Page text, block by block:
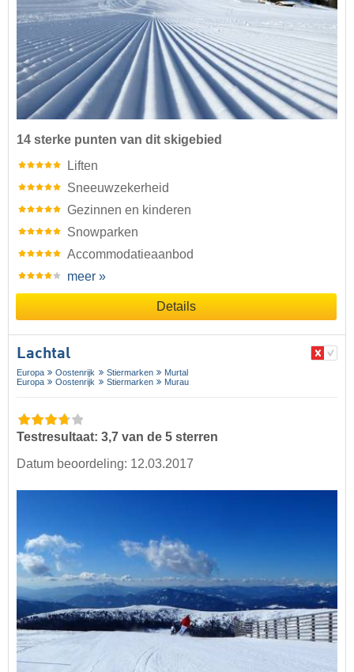
14 sterke punten van dit skigebied
Liften
Sneeuwzekerheid
Gezinnen en kinderen
Snowparken
Accommodatieaanbod
meer »
Details
Lachtal
Europa Oostenrijk Stiermarken
Murtal
Europa
Oostenrijk Stiermarken Murau
Testresultaat: 3,7 van de 5 sterren
Datum beoordeling: 12.03.2017